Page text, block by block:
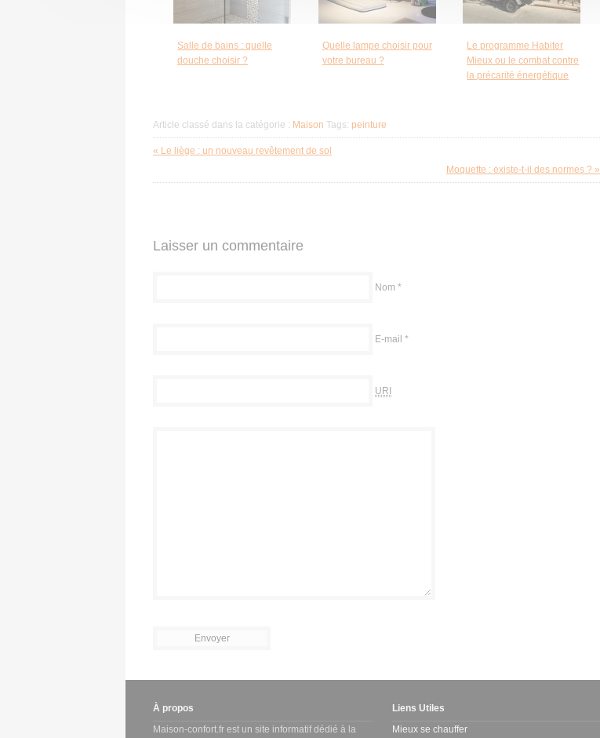
Salle de bains : quelle
douche choisir ?
Quelle lampe choisir pour
votre bureau ?
Le programme Habiter
Mieux ou le combat contre
la précarité énergétique
Article classé dans la catégorie : Maison Tags: peinture
« Le liège : un nouveau revêtement de sol
Moquette : existe-t-il des normes ? »
Laisser un commentaire
Nom *
E-mail *
URI
À propos
Maison-confort.fr est un site informatif dédié à la
Liens Utiles
Mieux se chauffer